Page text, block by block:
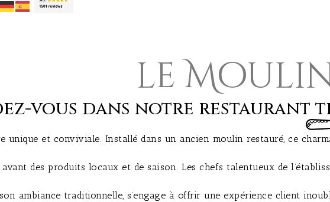
le Moulin
vous dans notre restaurant
et conviviale. Installé dans un ancien moulin restauré, ce
des produits locaux et de saison. Les chefs talentueux de
son ambiance traditionnelle, s’engage à offrir une expérience client